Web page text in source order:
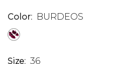
Color: BURDEOS
Size: 36